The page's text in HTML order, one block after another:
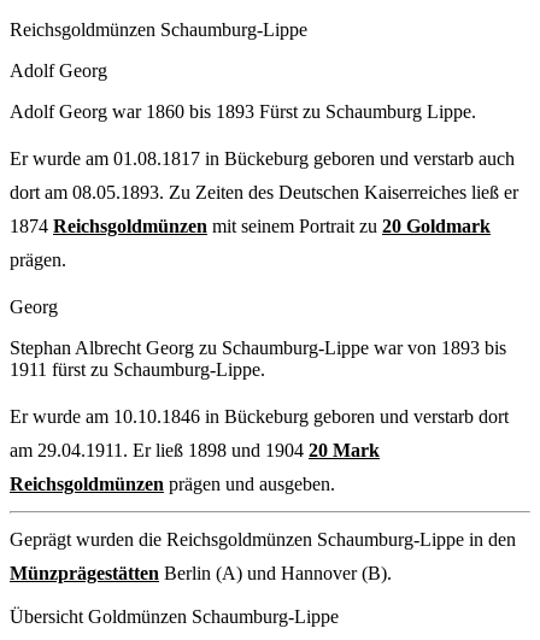
Reichsgoldmünzen Schaumburg-Lippe
Adolf Georg
Adolf Georg war 1860 bis 1893 Fürst zu Schaumburg Lippe.
Er wurde am 01.08.1817 in Bückeburg geboren und verstarb auch
dort am 08.05.1893. Zu Zeiten des Deutschen Kaiserreiches ließ er
1874 Reichsgoldmünzen mit seinem Portrait zu 20 Goldmark
prägen.
Georg
Stephan Albrecht Georg zu Schaumburg-Lippe war von 1893 bis
1911 fürst zu Schaumburg-Lippe.
Er wurde am 10.10.1846 in Bückeburg geboren und verstarb dort
am 29.04.1911. Er ließ 1898 und 1904 20 Mark
Reichsgoldmünzen prägen und ausgeben.
Geprägt wurden die Reichsgoldmünzen Schaumburg-Lippe in den
Münzprägestätten Berlin (A) und Hannover (B).
Übersicht Goldmünzen Schaumburg-Lippe